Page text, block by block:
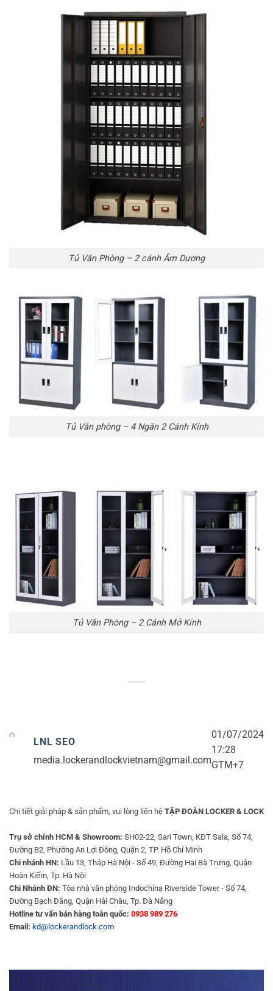
Tủ Văn Phòng – 2 cánh Âm Dương
Tủ Văn phòng – 4 Ngăn 2 Cánh Kính
Tủ Văn Phòng – 2 Cánh Mở Kính
LNL SEO
media.lockerandlockvietnam@gmail.com
01/07/2024
17:28
GTM+7
Chi tiết giải pháp & sản phẩm, vui lòng liên hệ TẬP ĐOÀN LOCKER & LOCK
Trụ sở chính HCM & Showroom: SH02-22, Sari Town, KĐT Sala, Số 74,
Đường B2, Phường An Lợi Đông, Quận 2, TP. Hồ Chí Minh
Chi nhánh HN: Lầu 13, Tháp Hà Nội - Số 49, Đường Hai Bà Trưng, Quận
Hoàn Kiếm, Tp. Hà Nội
Chi Nhánh ĐN: Tòa nhà văn phòng Indochina Riverside Tower - Số 74,
Đường Bạch Đằng, Quận Hải Châu, Tp. Đà Nẵng
Hotline tư vấn bán hàng toàn quốc: 0938 989 276
Email: kd@lockerandlock.com